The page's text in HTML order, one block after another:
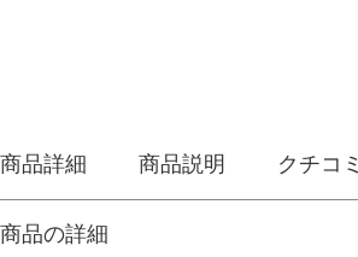
商品詳細 商品説明 クチコミ
商品の詳細